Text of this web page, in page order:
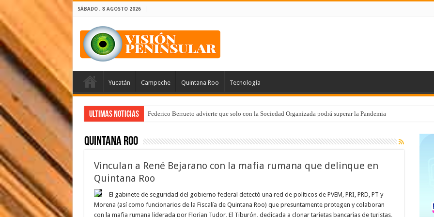
SÁBADO , 8 AGOSTO 2026
Yucatán Campeche Quintana Roo Tecnología
Ultimas Noticias Federico Berrueto advierte que solo con la Sociedad Organizada podrá superar la Pandemia
Quintana Roo
Vinculan a René Bejarano con la mafia rumana que delinque en
Quintana Roo
El gabinete de seguridad del gobierno federal detectó una red de políticos de PVEM, PRI, PRD, PT y
Morena (así como funcionarios de la Fiscalía de Quintana Roo) que presuntamente protegen y colaboran
con la mafia rumana liderada por Florian Tudor, El Tiburón, dedicada a clonar tarjetas bancarias de turistas,